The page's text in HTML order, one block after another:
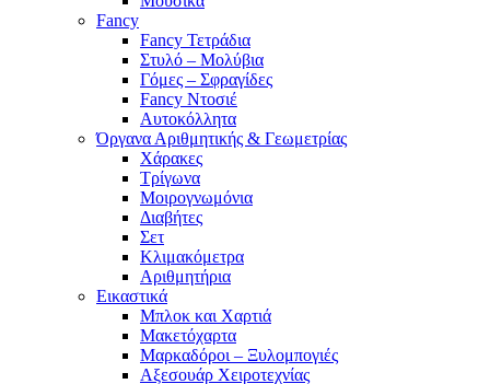
Fancy
Fancy Τετράδια
Στυλό – Μολύβια
Γόμες – Σφραγίδες
Fancy Ντοσιέ
Αυτοκόλλητα
Όργανα Αριθμητικής & Γεωμετρίας
Χάρακες
Τρίγωνα
Mοιρογνωμόνια
Διαβήτες
Σετ
Κλιμακόμετρα
Αριθμητήρια
Εικαστικά
Μπλοκ και Χαρτιά
Μακετόχαρτα
Μαρκαδόροι – Ξυλομπογιές
Αξεσουάρ Χειροτεχνίας